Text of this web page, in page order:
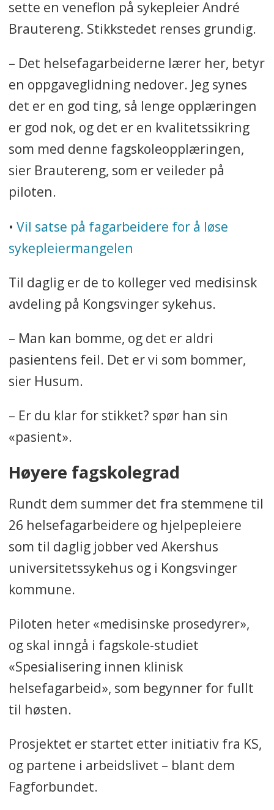
sette en veneflon på sykepleier André
Brautereng. Stikkstedet renses grundig.
– Det helsefagarbeiderne lærer her, betyr
en oppgaveglidning nedover. Jeg synes
det er en god ting, så lenge opplæringen
er god nok, og det er en kvalitetssikring
som med denne fagskoleopplæringen,
sier Brautereng, som er veileder på
piloten.
• Vil satse på fagarbeidere for å løse
sykepleiermangelen
Til daglig er de to kolleger ved medisinsk
avdeling på Kongsvinger sykehus.
– Man kan bomme, og det er aldri
pasientens feil. Det er vi som bommer,
sier Husum.
– Er du klar for stikket? spør han sin
«pasient».
Høyere fagskolegrad
Rundt dem summer det fra stemmene til
26 helsefagarbeidere og hjelpepleiere
som til daglig jobber ved Akershus
universitetssykehus og i Kongsvinger
kommune.
Piloten heter «medisinske prosedyrer»,
og skal inngå i fagskole-studiet
«Spesialisering innen klinisk
helsefagarbeid», som begynner for fullt
til høsten.
Prosjektet er startet etter initiativ fra KS,
og partene i arbeidslivet – blant dem
Fagforbundet.